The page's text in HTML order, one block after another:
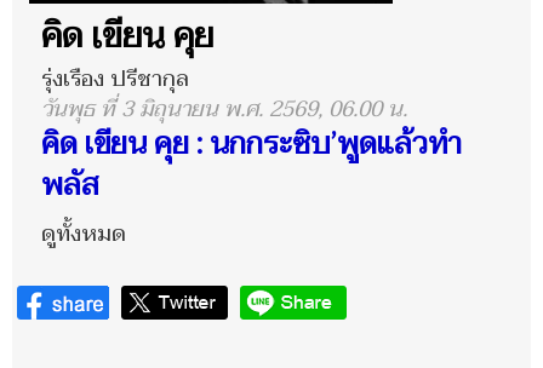
คิด เขียน คุย
รุ่งเรือง ปรีชากุล
วันพุธ ที่ 3 มิถุนายน พ.ศ. 2569, 06.00 น.
คิด เขียน คุย : นกกระซิบ’พูดแล้วทำ
พลัส
ดูทั้งหมด